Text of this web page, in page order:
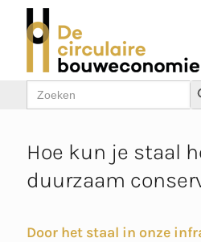
Zoek
naar:
Hoe kun je staal
duurzaam
Door het staal in onze